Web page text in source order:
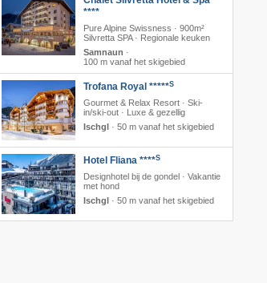
****
Pure Alpine Swissness · 900m²
Silvretta SPA · Regionale keuken
Samnaun ·
100 m vanaf het skigebied
Trofana Royal *****S
Gourmet & Relax Resort · Ski-
in/ski-out · Luxe & gezellig
Ischgl · 50 m vanaf het skigebied
Hotel Fliana ****S
Designhotel bij de gondel · Vakantie
met hond
Ischgl
· 50 m vanaf het skigebied